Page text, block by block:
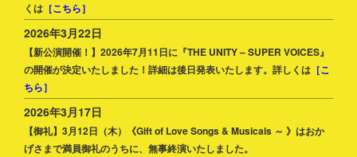
くは ［こちら］
2026年3月22日
【新公演開催！】2026年7月11日に『THE UNITY – SUPER VOICES』
の開催が決定いたしました！詳細は後日発表いたします。詳しくは ［こ
ちら］
2026年3月17日
【御礼】3月12日（木）《Gift of Love Songs & Musicals ～ 》はおか
げさまで満員御礼のうちに、無事終演いたしました。